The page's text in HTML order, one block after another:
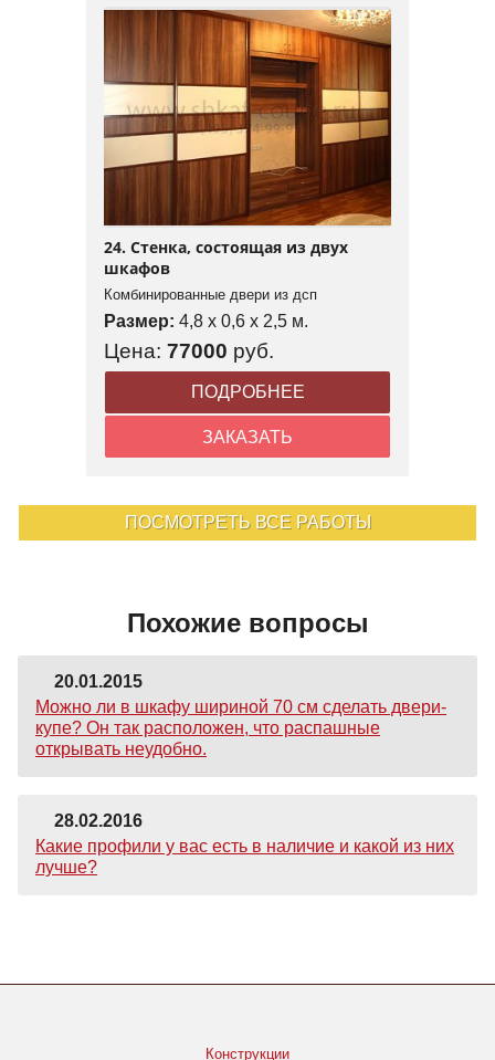
24. Стенка, состоящая из двух
шкафов
Комбинированные двери из дсп
Размер: 4,8 x 0,6 x 2,5 м.
Цена: 77000 руб.
ПОДРОБНЕЕ
ЗАКАЗАТЬ
ПОСМОТРЕТЬ ВСЕ РАБОТЫ
Похожие вопросы
20.01.2015
Можно ли в шкафу шириной 70 см сделать двери-
купе? Он так расположен, что распашные
открывать неудобно.
28.02.2016
Какие профили у вас есть в наличие и какой из них
лучше?
Конструкции